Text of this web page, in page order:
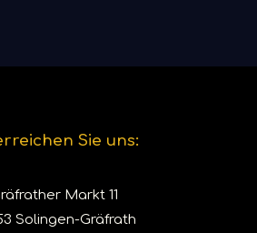
Sie uns:
Markt 11
Solingen-Gräfrath